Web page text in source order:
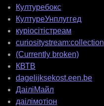
Културебокс
КултуреУнплуггед
куріосітістреам
curiositystream:collection
(Currently broken)
КВТВ
dagelijksekost.een.be
ДаіліМайл
даілімотіон